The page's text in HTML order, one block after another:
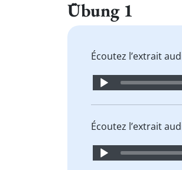
Übung 1
Écoutez l’extrait
Audio
Écoutez l’extrait
Audio